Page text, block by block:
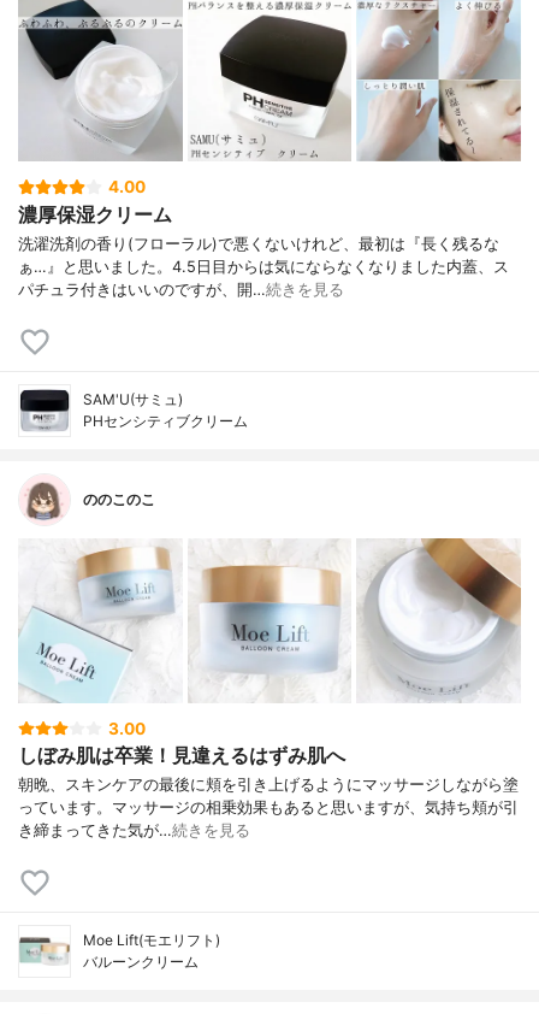
4.00
濃厚保湿クリーム
洗濯洗剤の香り(フローラル)で悪くないけれど、最初は『長く残るな
ぁ…』と思いました。4.5日目からは気にならなくなりました内蓋、ス
パチュラ付きはいいのですが、開…続きを見る
SAM'U(サミュ)
PHセンシティブクリーム
ののこのこ
3.00
しぼみ肌は卒業！見違えるはずみ肌へ
朝晩、スキンケアの最後に頬を引き上げるようにマッサージしながら塗
っています。マッサージの相乗効果もあると思いますが、気持ち頬が引
き締まってきた気が…続きを見る
Moe Lift(モエリフト)
バルーンクリーム